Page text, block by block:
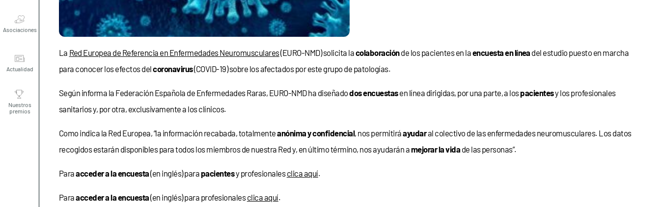
Asociaciones
Actualidad
Nuestros
premios
La Red Europea de Referencia en Enfermedades Neuromusculares(EURO-NMD) solicita lacolaboraciónde los pacientes en laencuesta en línea del estudio puesto en marcha
para conocer los efectos delcoronavirus(COVID-19) sobre los afectados por este grupo de patologías.
Según informa la Federación Española de Enfermedades Raras, EURO-NMD ha diseñadodos encuestasen línea dirigidas, por una parte, a lospacientesy los profesionales
sanitarios y, por otra, exclusivamente a los clínicos.
Como indica la Red Europea, “la información recabada, totalmenteanónima y confidencial, nos permitiráayudaral colectivo de las enfermedades neuromusculares. Los datos
recogidos estarán disponibles para todos los miembros de nuestra Red y, en último término, nos ayudarán amejorar la vida de las personas”.
Paraacceder a la encuesta(en inglés) para pacientesy profesionalesclica aquí.
Paraacceder a la encuesta(en inglés) para profesionalesclica aquí.